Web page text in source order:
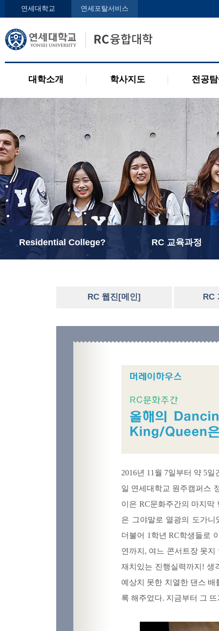
연세대학교 연세포탈서비스
대학소개 학사지도 전공
인사말
오시는 길
학사지도사
Residential College? RC 교육과정
RC 웹진[메인] RC
2016년 11월 7일부터 약 5
일 연세대학교 원주캠퍼스
이은 RC문화주간의 마지막
은 그야말로 열광의 도가
더불어 1학년 RC학생들로
연까지, 여느 콘서트장 못
재치있는 진행실력까지! 생
예상치 못한 치열한 댄스
록 해주었다. 지금부터 그